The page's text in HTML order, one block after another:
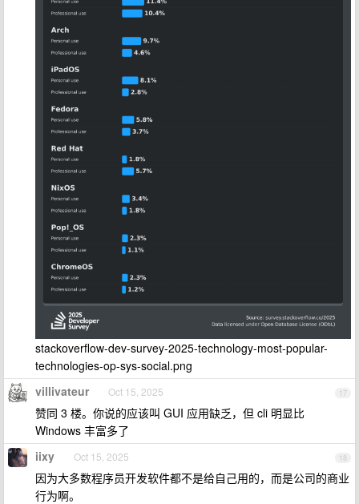
stackoverflow-dev-survey-2025-technology-most-popular-
technologies-op-sys-social.png
17
villivateur Oct 15, 2025
赞同 3 楼。你说的应该叫 GUI 应用缺乏，但 cli 明显比
Windows 丰富多了
18
iixy Oct 15, 2025
因为大多数程序员开发软件都不是给自己用的，而是公司的商业
行为啊。